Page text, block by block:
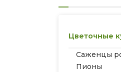
Цветочные
Саженцы
Пионы